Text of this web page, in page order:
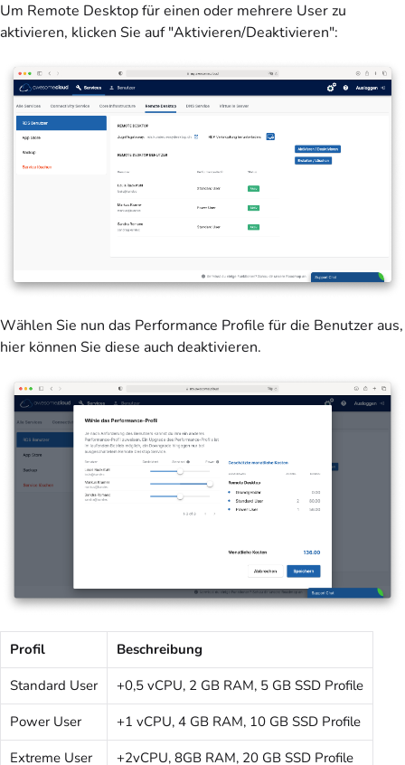
Um Remote Desktop für einen oder mehrere User zu
aktivieren, klicken Sie auf "Aktivieren/Deaktivieren":
Wählen Sie nun das Performance Profile für die Benutzer aus,
hier können Sie diese auch deaktivieren.
Profil
Beschreibung
Standard User
+0,5 vCPU, 2 GB RAM, 5 GB SSD Profile
Power User
+1 vCPU, 4 GB RAM, 10 GB SSD Profile
Extreme User
+2vCPU, 8GB RAM, 20 GB SSD Profile